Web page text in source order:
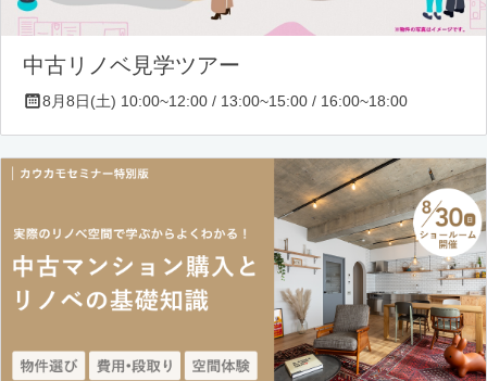
中古リノベ見学ツアー
8月8日(土) 10:00~12:00 / 13:00~15:00 / 16:00~18:00